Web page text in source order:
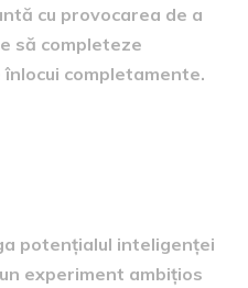
cu provocarea de a
să completeze
completamente.
potențialul inteligenței
experiment ambițios